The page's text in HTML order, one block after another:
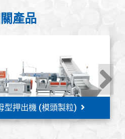
產品
型押出機 (模頭製粒)